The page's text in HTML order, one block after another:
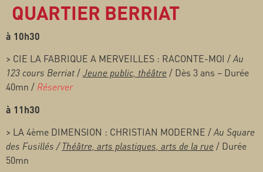
QUARTIER BERRIAT
à 10h30
> CIE LA FABRIQUE A MERVEILLES : RACONTE-MOI /Au
123 cours Berriat/Jeune public, théâtre/ Dès 3 ans – Durée
40mn / Réserver
à 11h30
> LA 4ème DIMENSION : CHRISTIAN MODERNE /Au Square
des Fusillés /Théâtre, arts plastiques, arts de la rue/ Durée
50mn